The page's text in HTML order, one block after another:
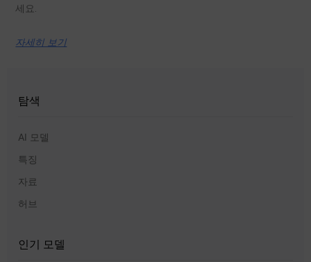
세요.
자세히 보기
탐색
AI 모델
특징
자료
허브
인기 모델